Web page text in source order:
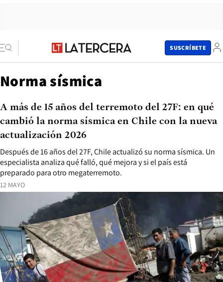
SUSCRÍBETE
Norma sísmica
12 MAYO
Después de 16 años del 27F, Chile actualizó su norma sísmica. Un
especialista analiza qué falló, qué mejora y si el país está
preparado para otro megaterremoto.
A más de 15 años del terremoto del 27F: en qué
cambió la norma sísmica en Chile con la nueva
actualización 2026